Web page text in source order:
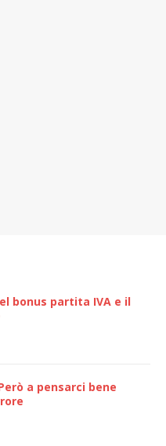
bonus partita IVA e il
a pensarci bene